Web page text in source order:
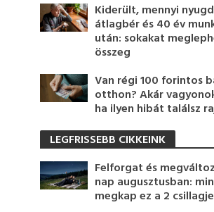
Kiderült, mennyi
átlagbér és 40 év
után: sokakat
összeg
Van régi 100 forintos
otthon? Akár
ha ilyen hibát találsz
LEGFRISSEBB CIKKEINK
Felforgat és
nap augusztusban:
megkap ez a 2